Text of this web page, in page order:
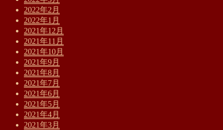
2022年2月
2022年1月
2021年12月
2021年11月
2021年10月
2021年9月
2021年8月
2021年7月
2021年6月
2021年5月
2021年4月
2021年3月